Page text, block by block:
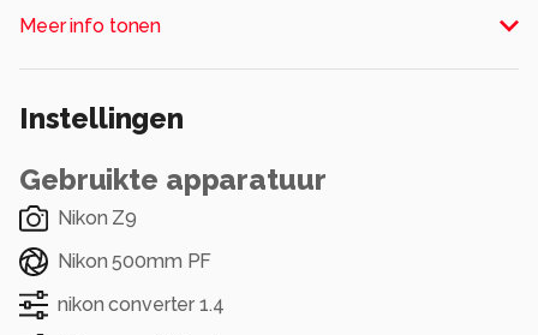
Meer info tonen
Instellingen
Gebruikte apparatuur
Nikon Z9
Nikon 500mm PF
nikon converter 1.4